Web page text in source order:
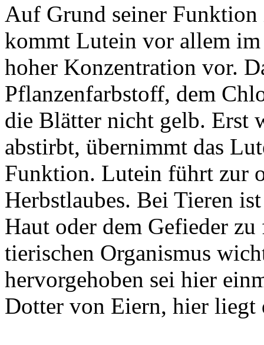
Auf Grund seiner
kommt Lutein vor allem
hoher Konzentration vor.
Pflanzenfarbstoff, dem
die Blätter nicht gelb. Erst
abstirbt, übernimmt das
Funktion. Lutein führt zur
Herbstlaubes. Bei Tieren
Haut oder dem Gefieder
tierischen Organismus
hervorgehoben sei hier
Dotter von Eiern, hier